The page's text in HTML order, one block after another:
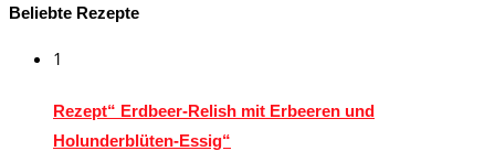
Beliebte Rezepte
1
Rezept“ Erdbeer-Relish mit Erbeeren und
Holunderblüten-Essig“